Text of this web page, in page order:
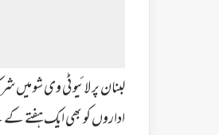
لبنان پر لائیو ٹی وی شو
اداروں کو بھی ایک ہفتے کے